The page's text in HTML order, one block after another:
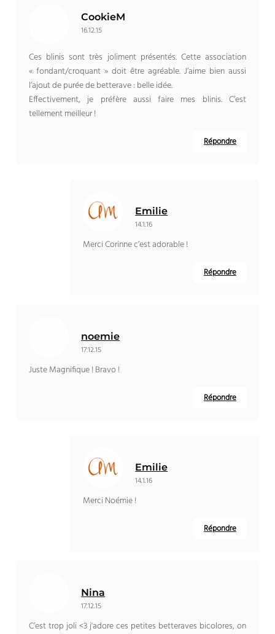
CookieM
16.12.15
Ces blinis sont très joliment présentés. Cette association
« fondant/croquant » doit être agréable. J’aime bien aussi
l’ajout de purée de betterave : belle idée.
Effectivement, je préfère aussi faire mes blinis. C’est
tellement meilleur !
Répondre
Emilie
14.1.16
Merci Corinne c’est adorable !
Répondre
noemie
17.12.15
Juste Magnifique ! Bravo !
Répondre
Emilie
14.1.16
Merci Noémie !
Répondre
Nina
17.12.15
C’est trop joli <3 j'adore ces petites betteraves bicolores, on